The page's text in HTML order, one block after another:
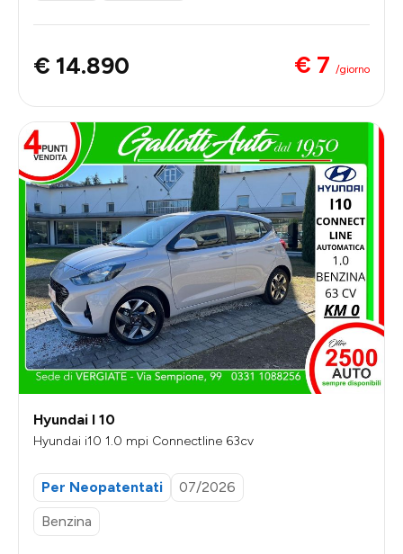
€ 14.890 € 7 /giorno
Hyundai I 10
Hyundai i10 1.0 mpi Connectline 63cv
Per Neopatentati
07/2026
Benzina